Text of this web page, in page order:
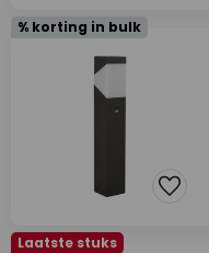
% korting in bulk
Laatste stuks